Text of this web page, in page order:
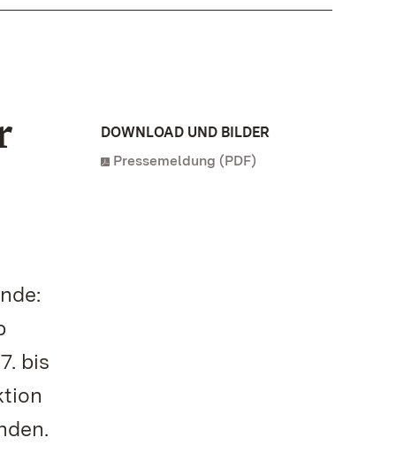
bis
DOWNLOAD UND BILDER
Pressemeldung (PDF)